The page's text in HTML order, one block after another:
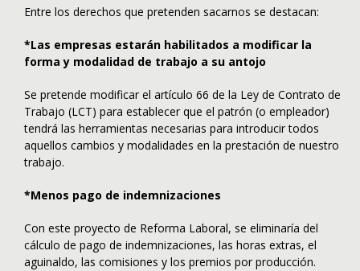
Entre los derechos que pretenden sacarnos se destacan:
*Las empresas estarán habilitados a modificar la
forma y modalidad de trabajo a su antojo
Se pretende modificar el artículo 66 de la Ley de Contrato de
Trabajo (LCT) para establecer que el patrón (o empleador)
tendrá las herramientas necesarias para introducir todos
aquellos cambios y modalidades en la prestación de nuestro
trabajo.
*Menos pago de indemnizaciones
Con este proyecto de Reforma Laboral, se eliminaría del
cálculo de pago de indemnizaciones, las horas extras, el
aguinaldo, las comisiones y los premios por producción.